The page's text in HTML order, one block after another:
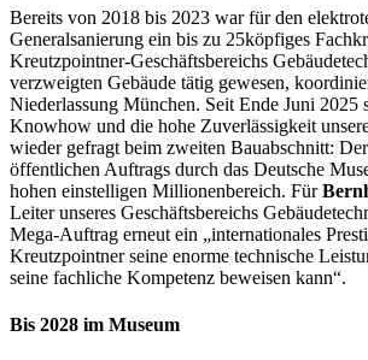
Bereits von 2018 bis 2023 war für den
Generalsanierung ein bis zu 25köpfiges
Kreutzpointner-Geschäftsbereichs
verzweigten Gebäude tätig gewesen,
Niederlassung München. Seit Ende Juni 2025
Knowhow und die hohe Zuverlässigkeit
wieder gefragt beim zweiten Bauabschnitt:
öffentlichen Auftrags durch das Deutsche
hohen einstelligen Millionenbereich. Für
Leiter unseres Geschäftsbereichs
Mega-Auftrag erneut ein „internationales
Kreutzpointner seine enorme technische
seine fachliche Kompetenz beweisen kann“.
Bis 2028 im Museum